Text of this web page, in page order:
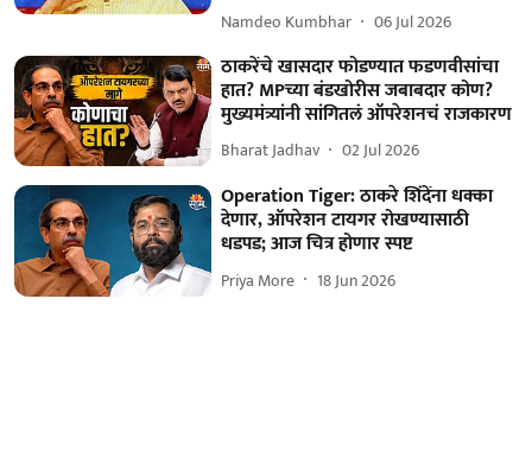
Namdeo Kumbhar 06 Jul 2026
ठाकरेंचे खासदार फोडण्यात फडणवीसांचा
हात? MPच्या बंडखोरीस जबाबदार कोण?
मुख्यमंत्र्यांनी सांगितलं ऑपरेशनचं राजकारण
Bharat Jadhav 02 Jul 2026
Operation Tiger: ठाकरे शिंदेंना धक्का
देणार, ऑपरेशन टायगर रोखण्यासाठी
धडपड; आज चित्र होणार स्पष्ट
Priya More 18 Jun 2026